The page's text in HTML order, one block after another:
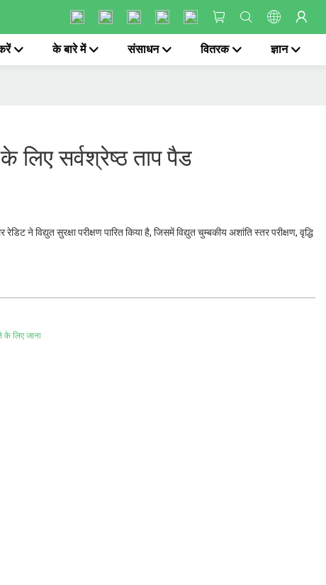
के बारे में संसाधन वितरक ज्ञान
लिए सर्वश्रेष्ठ ताप पैड
ने विद्युत सुरक्षा परीक्षण पारित किया है, जिसमें विद्युत चुम्बकीय अशांति स्तर परीक्षण, वृद्धि
के लिए जाना